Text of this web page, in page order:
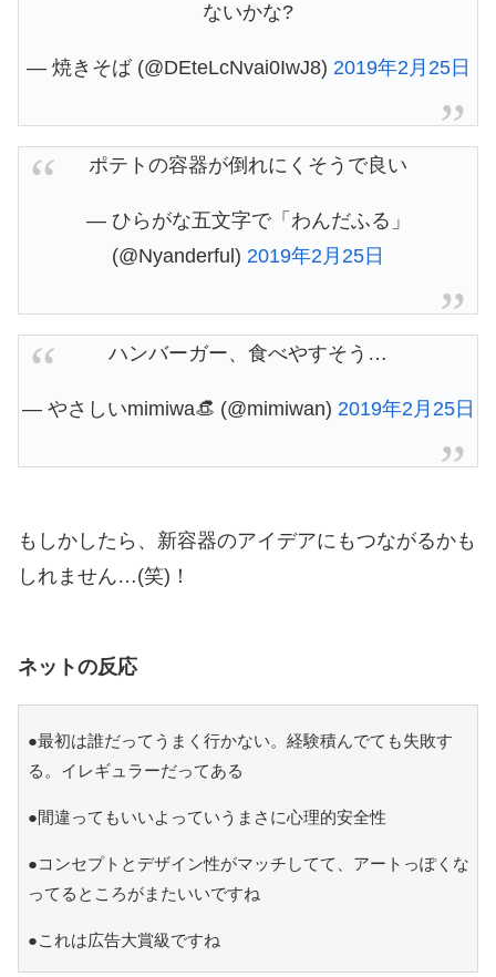
ないかな?
— 焼きそば (@DEteLcNvai0IwJ8) 2019年2月25日
ポテトの容器が倒れにくそうで良い
— ひらがな五文字で「わんだふる」
(@Nyanderful) 2019年2月25日
ハンバーガー、食べやすそう…
— やさしいmimiwa👒 (@mimiwan) 2019年2月25日
もしかしたら、新容器のアイデアにもつながるかも
しれません…(笑)！
ネットの反応
●最初は誰だってうまく行かない。経験積んでても失敗す
る。イレギュラーだってある
●間違ってもいいよっていうまさに心理的安全性
●コンセプトとデザイン性がマッチしてて、アートっぽくな
ってるところがまたいいですね
●これは広告大賞級ですね